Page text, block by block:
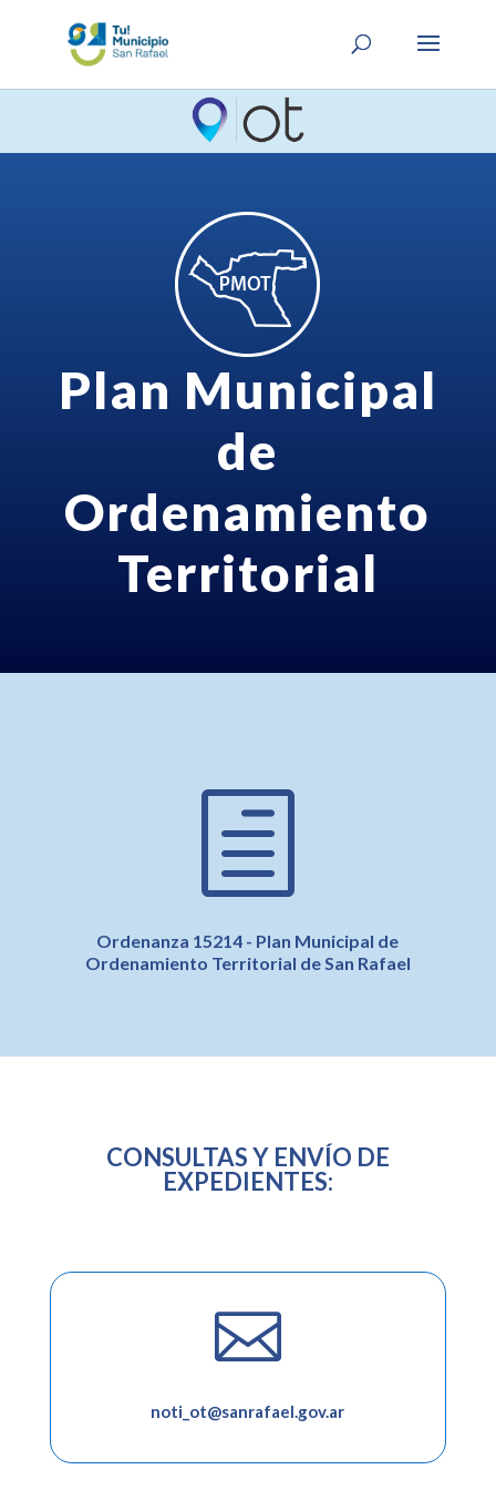
Plan Municipal
de
Ordenamiento
Territorial
h
Ordenanza 15214 - Plan Municipal de
Ordenamiento Territorial de San Rafael
CONSULTAS Y ENVÍO DE
EXPEDIENTES:

noti_ot@sanrafael.gov.ar